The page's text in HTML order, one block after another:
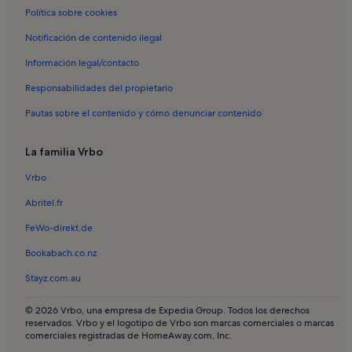
Montenmedio
Alquileres vacacionales en Fundación NMAC
Alquileres vacacionales en El Cañal
Alquileres vacacionales en La Muela
Apartamentos en Zahora
Apartamentos en Barbate
Apartamentos en Cabo de Trafalgar
Apartamentos en Conil de la Frontera
Apartamentos en El Palmar
Política sobre cookies
Notificación de contenido ilegal
Información legal/contacto
Responsabilidades del propietario
Pautas sobre el contenido y cómo denunciar contenido
La familia Vrbo
Vrbo
Abritel.fr
FeWo-direkt.de
Bookabach.co.nz
Stayz.com.au
© 2026 Vrbo, una empresa de Expedia Group. Todos los derechos
reservados. Vrbo y el logotipo de Vrbo son marcas comerciales o marcas
comerciales registradas de HomeAway.com, Inc.